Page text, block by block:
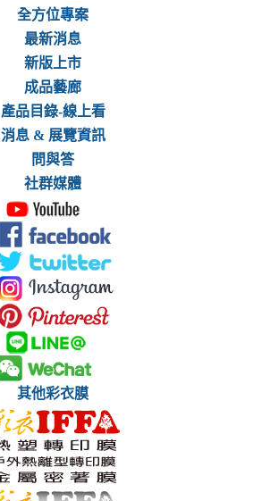
全方位專案
最新消息
新版上市
成品藝廊
產品目錄-線上看
消息 & 展覽資訊
問與答
社群媒體
其他彩衣膜